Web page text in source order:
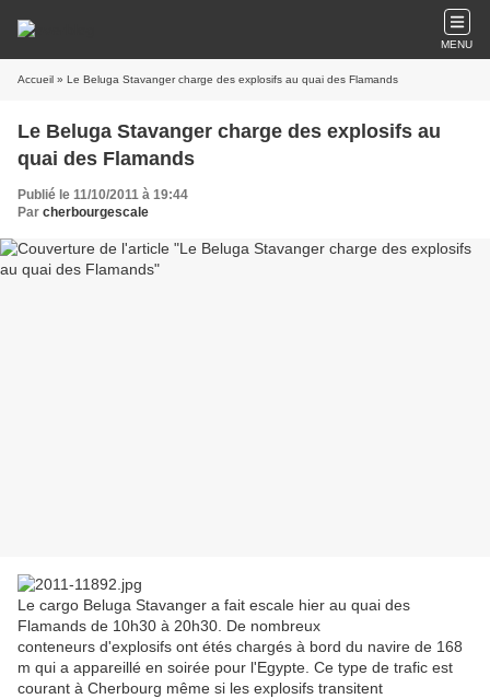
MENU
Accueil » Le Beluga Stavanger charge des explosifs au quai des Flamands
Le Beluga Stavanger charge des explosifs au
quai des Flamands
Publié le 11/10/2011 à 19:44
Par cherbourgescale
Le cargo Beluga Stavanger a fait escale hier au quai des
Flamands de 10h30 à 20h30. De nombreux
conteneurs d'explosifs ont étés chargés à bord du navire de 168
m qui a appareillé en soirée pour l'Egypte. Ce type de trafic est
courant à Cherbourg même si les explosifs transitent